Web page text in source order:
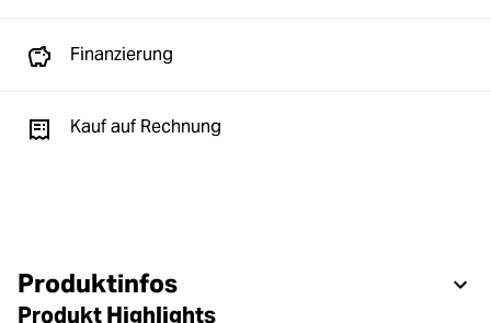
Finanzierung
Kauf auf Rechnung
Produktinfos
Produkt Highlights